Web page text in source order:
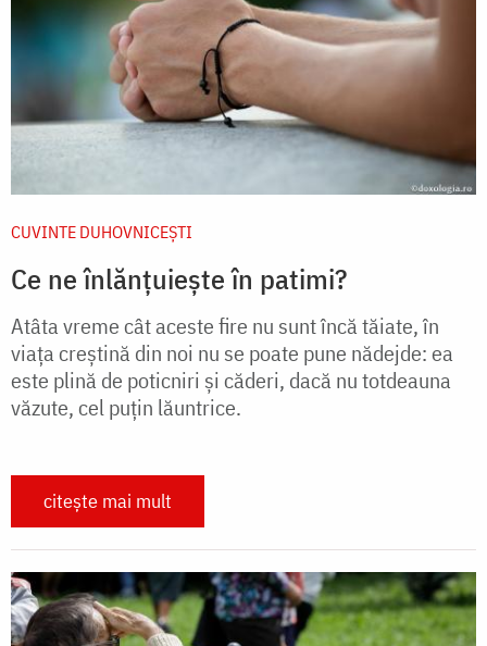
CUVINTE DUHOVNICEȘTI
Ce ne înlănțuiește în patimi?
Atâta vreme cât aceste fire nu sunt încă tăiate, în
viața creștină din noi nu se poate pune nădejde: ea
este plină de poticniri și căderi, dacă nu totdeauna
văzute, cel puțin lăuntrice.
citește mai mult